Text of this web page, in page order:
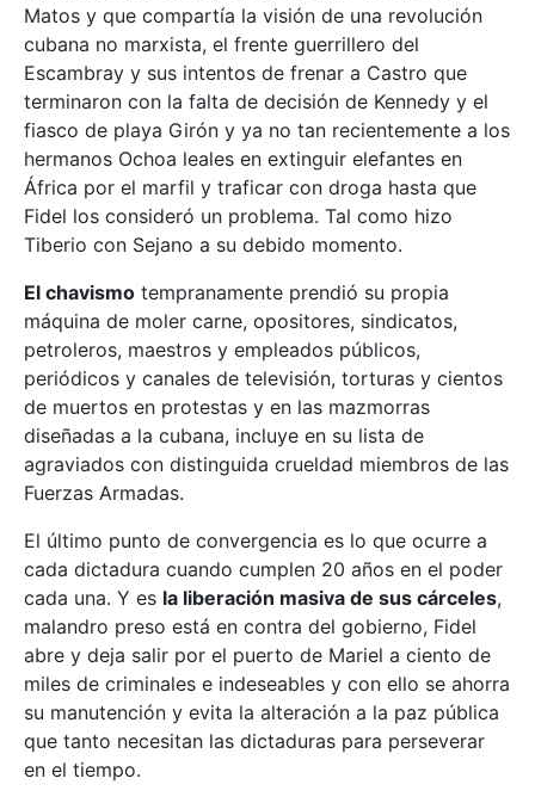
Matos y que compartía la visión de una revolución
cubana no marxista, el frente guerrillero del
Escambray y sus intentos de frenar a Castro que
terminaron con la falta de decisión de Kennedy y el
fiasco de playa Girón y ya no tan recientemente a los
hermanos Ochoa leales en extinguir elefantes en
África por el marfil y traficar con droga hasta que
Fidel los consideró un problema. Tal como hizo
Tiberio con Sejano a su debido momento.
El chavismo tempranamente prendió su propia
máquina de moler carne, opositores, sindicatos,
petroleros, maestros y empleados públicos,
periódicos y canales de televisión, torturas y cientos
de muertos en protestas y en las mazmorras
diseñadas a la cubana, incluye en su lista de
agraviados con distinguida crueldad miembros de las
Fuerzas Armadas.
El último punto de convergencia es lo que ocurre a
cada dictadura cuando cumplen 20 años en el poder
cada una. Y es la liberación masiva de sus cárceles,
malandro preso está en contra del gobierno, Fidel
abre y deja salir por el puerto de Mariel a ciento de
miles de criminales e indeseables y con ello se ahorra
su manutención y evita la alteración a la paz pública
que tanto necesitan las dictaduras para perseverar
en el tiempo.